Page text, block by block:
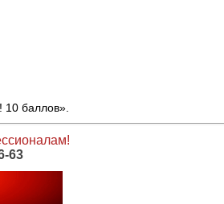
баллов».
63